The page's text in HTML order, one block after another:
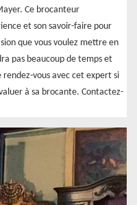
Ce brocanteur
et son savoir-faire pour
que vous voulez mettre en
pas beaucoup de temps et
rendez-vous avec cet expert si
à sa brocante. Contactez-